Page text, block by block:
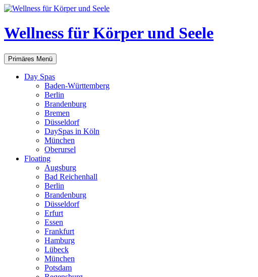
Zum
springen
Wellness für Körper und Seele
Suchen
Primäres Menü
Day Spas
Baden-Württemberg
Berlin
Brandenburg
Bremen
Düsseldorf
DaySpas in Köln
München
Oberursel
Floating
Augsburg
Bad Reichenhall
Berlin
Brandenburg
Düsseldorf
Erfurt
Essen
Frankfurt
Hamburg
Lübeck
München
Potsdam